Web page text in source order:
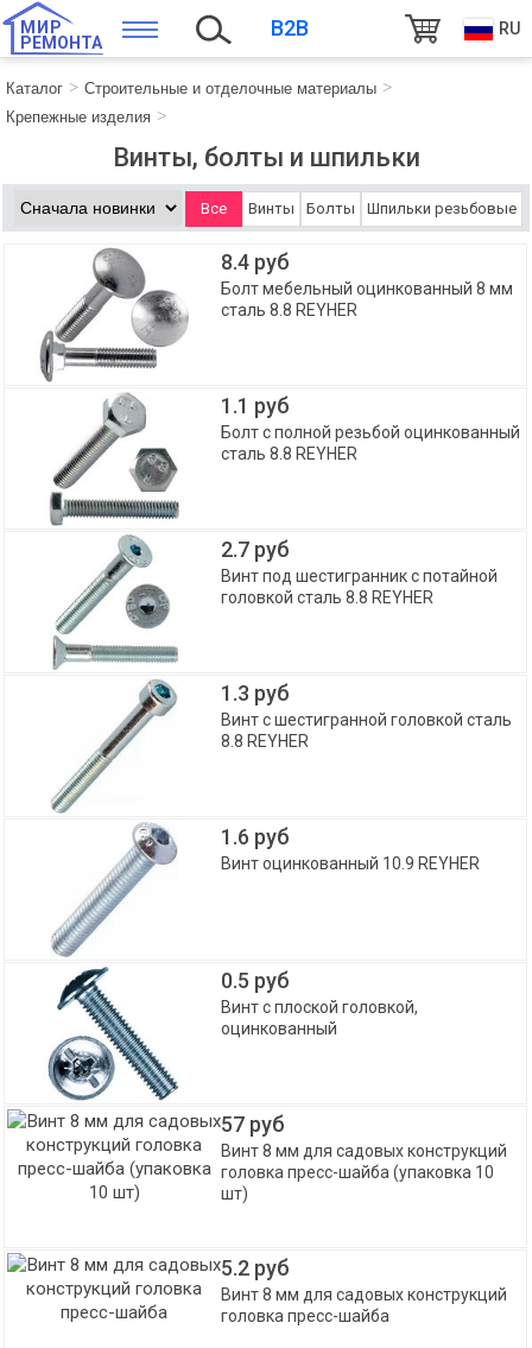
МИР
РЕМОНТА
B2B RU
Каталог
Строительные и отделочные материалы
Крепежные изделия
Винты, болты и шпильки
Все Винты Болты Шпильки резьбовые
8.4 руб
Болт мебельный оцинкованный 8 мм
сталь 8.8 REYHER
1.1 руб
Болт с полной резьбой оцинкованный
сталь 8.8 REYHER
2.7 руб
Винт под шестигранник с потайной
головкой сталь 8.8 REYHER
1.3 руб
Винт с шестигранной головкой сталь
8.8 REYHER
1.6 руб
Винт оцинкованный 10.9 REYHER
0.5 руб
Винт с плоской головкой,
оцинкованный
57 руб
Винт 8 мм для садовых конструкций
головка пресс-шайба (упаковка 10
шт)
5.2 руб
Винт 8 мм для садовых конструкций
головка пресс-шайба